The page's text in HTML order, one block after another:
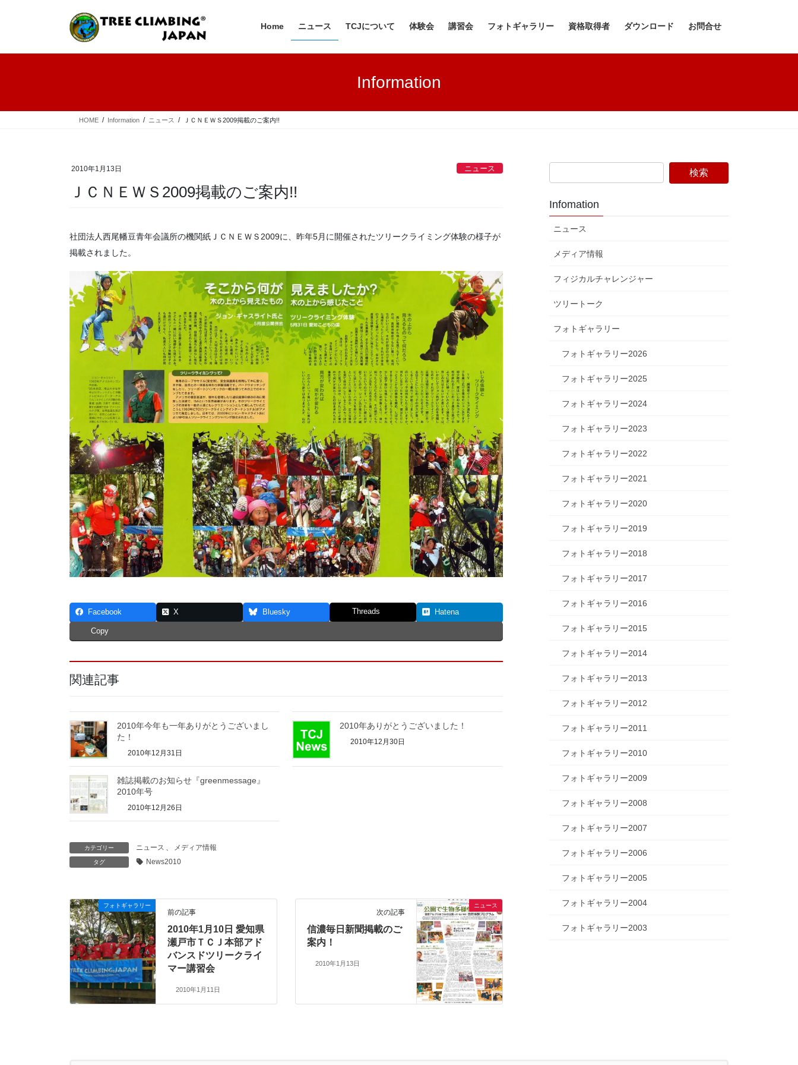
ツ
シ
Home ニュース TCJについて 体験会 講習会 フォトギャラリー 資格取得者 ダウンロード お問合せ
Information
HOME Information ニュース ＪＣＮＥＷＳ2009掲載のご案内!!
2010年1月13日 ニュース
ＪＣＮＥＷＳ2009掲載のご案内!!
社団法人西尾幡豆青年会議所の機関紙ＪＣＮＥＷＳ2009に、昨年5月に開催されたツリークライミング体験の様子が
掲載されました。
Facebook X Bluesky Threads Hatena
Copy
関連記事
2010年今年も一年ありがとうございまし
た！
2010年12月31日
2010年ありがとうございました！
2010年12月30日
雑誌掲載のお知らせ『greenmessage』
2010年号
2010年12月26日
カテゴリー ニュース 、 メディア情報
タグ News2010
フォトギャラリー
前の記事
2010年1月10日 愛知県
瀬戸市ＴＣＪ本部アド
バンスドツリークライ
マー講習会
2010年1月11日
ニュース
次の記事
信濃毎日新聞掲載のご
案内！
2010年1月13日
Infomation
ニュース
メディア情報
フィジカルチャレンジャー
ツリートーク
フォトギャラリー
フォトギャラリー2026
フォトギャラリー2025
フォトギャラリー2024
フォトギャラリー2023
フォトギャラリー2022
フォトギャラリー2021
フォトギャラリー2020
フォトギャラリー2019
フォトギャラリー2018
フォトギャラリー2017
フォトギャラリー2016
フォトギャラリー2015
フォトギャラリー2014
フォトギャラリー2013
フォトギャラリー2012
フォトギャラリー2011
フォトギャラリー2010
フォトギャラリー2009
フォトギャラリー2008
フォトギャラリー2007
フォトギャラリー2006
フォトギャラリー2005
フォトギャラリー2004
フォトギャラリー2003